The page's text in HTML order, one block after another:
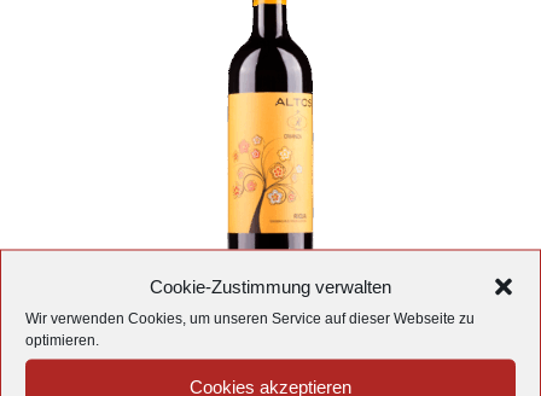
Cookie-Zustimmung verwalten
Wir verwenden Cookies, um unseren Service auf dieser Webseite zu
optimieren.
Cookies akzeptieren
Altos R Rioja Crianza